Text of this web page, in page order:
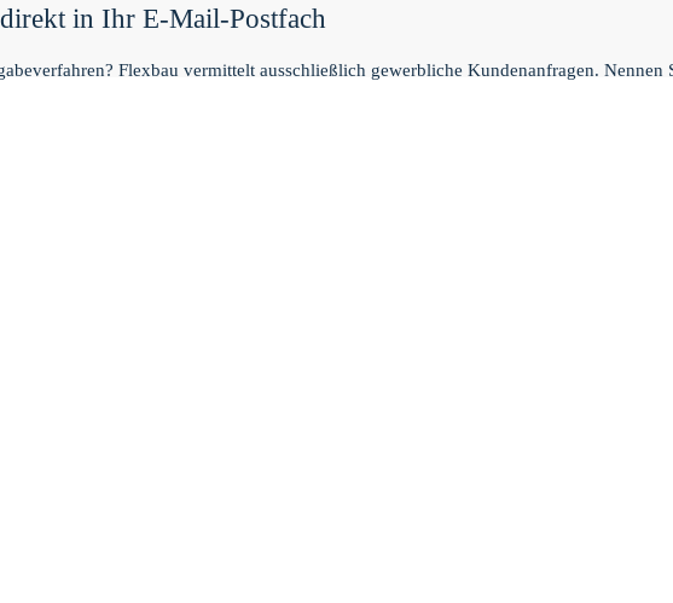
in Ihr E-Mail-Postfach
Flexbau vermittelt ausschließlich gewerbliche Kundenanfragen.